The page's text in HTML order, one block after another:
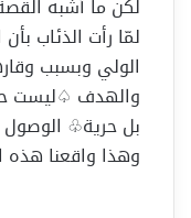
لكن ما أشبه
لمّا رأت الذئاب
الولي وبسبب
والهدف ♤ليست
بل حرية♧
وهذا واقعنا هذه